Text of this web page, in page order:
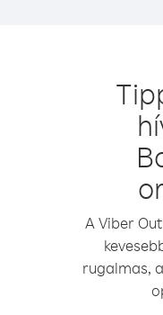
A Viber
rugalmas,